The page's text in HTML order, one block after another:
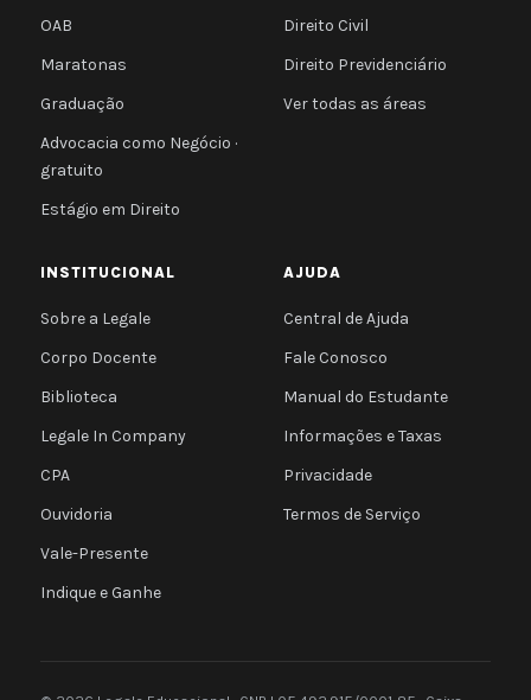
OAB
Maratonas
Graduação
Advocacia como Negócio ·
gratuito
Estágio em Direito
Direito Civil
Direito Previdenciário
Ver todas as áreas
INSTITUCIONAL
Sobre a Legale
Corpo Docente
Biblioteca
Legale In Company
CPA
Ouvidoria
Vale-Presente
Indique e Ganhe
AJUDA
Central de Ajuda
Fale Conosco
Manual do Estudante
Informações e Taxas
Privacidade
Termos de Serviço